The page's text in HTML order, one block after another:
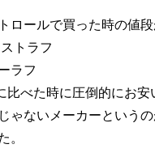
ロールで買った時の値
トラフ
ラフ
比べた時に圧倒的にお安
ゃないメーカーという
。